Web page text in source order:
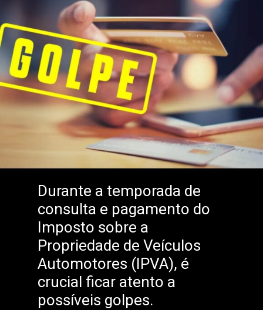
Durante a temporada de
consulta e pagamento do
Imposto sobre a
Propriedade de Veículos
Automotores (IPVA), é
crucial ficar atento a
possíveis golpes.